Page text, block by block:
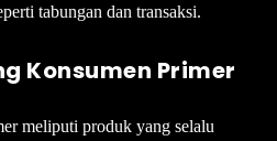
tabungan dan transaksi.
Konsumen Primer
meliputi produk yang selalu